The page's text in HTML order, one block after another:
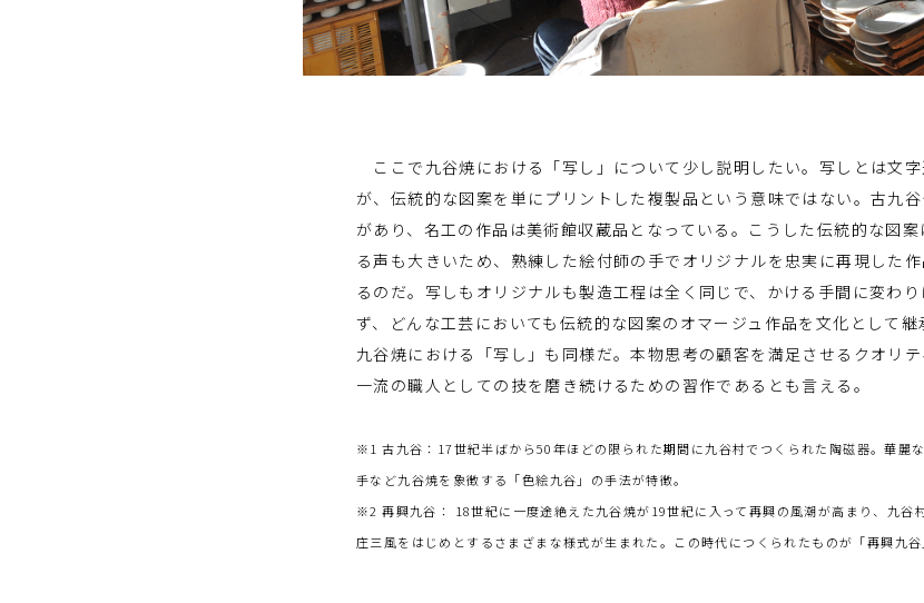
ここで九谷焼における「写し」について少し説明したい。写しとは文
が、伝統的な図案を単にプリントした複製品という意味ではない。古九
があり、名工の作品は美術館収蔵品となっている。こうした伝統的な図
る声も大きいため、熟練した絵付師の手でオリジナルを忠実に再現した
るのだ。写しもオリジナルも製造工程は全く同じで、かける手間に変わ
ず、どんな工芸においても伝統的な図案のオマージュ作品を文化として継
九谷焼における「写し」も同様だ。本物思考の顧客を満足させるクオリテ
一流の職人としての技を磨き続けるための習作であるとも言える。
※1 古九谷：17世紀半ばから50年ほどの限られた期間に九谷村でつくられた陶磁器。華麗
手など九谷焼を象徴する「色絵九谷」の手法が特徴。
※2 再興九谷： 18世紀に一度途絶えた九谷焼が19世紀に入って再興の風潮が高まり、九谷
庄三風をはじめとするさまざまな様式が生まれた。この時代につくられたものが「再興九谷